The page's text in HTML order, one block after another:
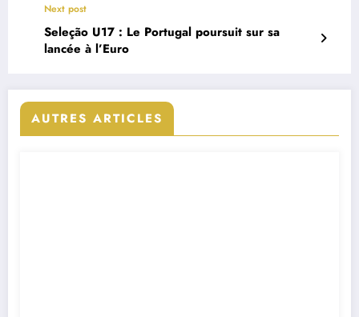
Next post
Seleção U17 : Le Portugal poursuit sur sa
lancée à l’Euro
AUTRES ARTICLES